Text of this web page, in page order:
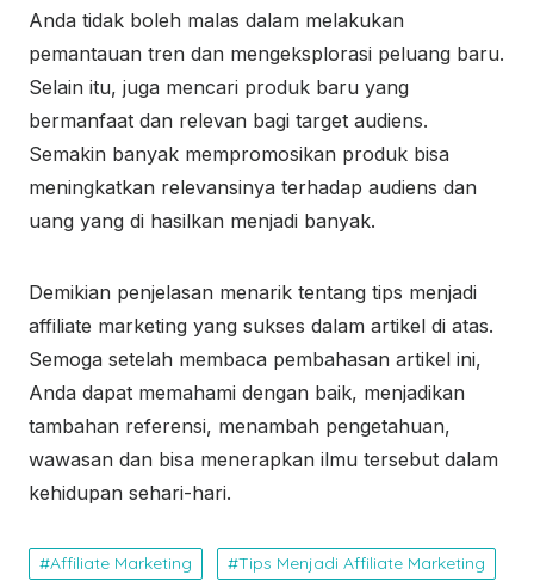
Anda tidak boleh malas dalam melakukan
pemantauan tren dan mengeksplorasi peluang baru.
Selain itu, juga mencari produk baru yang
bermanfaat dan relevan bagi target audiens.
Semakin banyak mempromosikan produk bisa
meningkatkan relevansinya terhadap audiens dan
uang yang di hasilkan menjadi banyak.
Demikian penjelasan menarik tentang tips menjadi
affiliate marketing yang sukses dalam artikel di atas.
Semoga setelah membaca pembahasan artikel ini,
Anda dapat memahami dengan baik, menjadikan
tambahan referensi, menambah pengetahuan,
wawasan dan bisa menerapkan ilmu tersebut dalam
kehidupan sehari-hari.
Affiliate Marketing
Tips Menjadi Affiliate Marketing